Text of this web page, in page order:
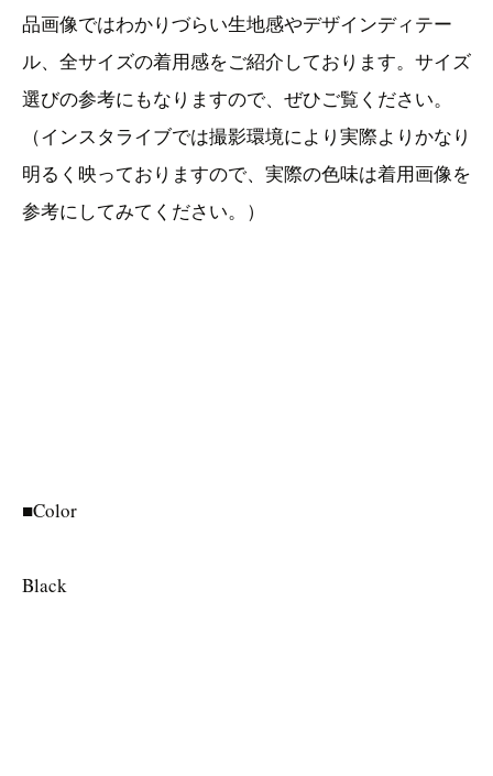
品画像ではわかりづらい生地感やデザインディテー
ル、全サイズの着用感をご紹介しております。サイズ
選びの参考にもなりますので、ぜひご覧ください。
（インスタライブでは撮影環境により実際よりかなり
明るく映っておりますので、実際の色味は着用画像を
参考にしてみてください。）
■Color
Black